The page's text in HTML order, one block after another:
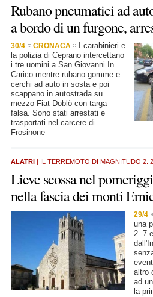
Rubano pneumatici ad
a bordo di un furgone,
30/4 CRONACA
I carabinieri e
la polizia di Ceprano intercettano
i tre uomini a San Giovanni In
Carico mentre rubano gomme e
cerchi ad auto in sosta e poi
scappano in autostrada su
mezzo Fiat Doblò con targa
falsa. Sono stati arrestati e
trasportati nel carcere di
Frosinone
ALATRI | IL TERREMOTO DI MAGNITUDO 2. 2
Lieve scossa nel
nella fascia dei monti
29/4
una
2. 7
altro
ad
la